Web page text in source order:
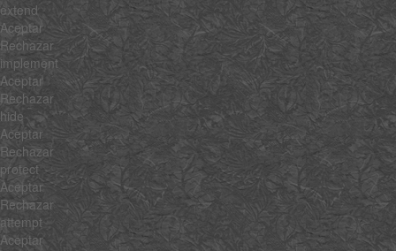
extend
Aceptar
Rechazar
implement
Aceptar
Rechazar
hide
Aceptar
Rechazar
protect
Aceptar
Rechazar
attempt
Aceptar